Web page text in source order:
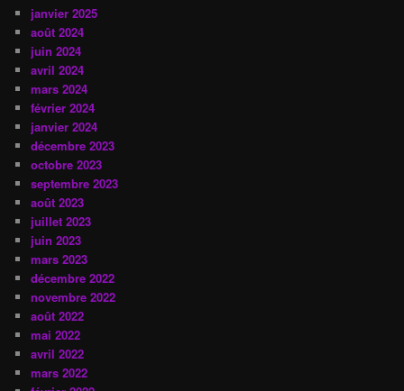
janvier 2025
août 2024
juin 2024
avril 2024
mars 2024
février 2024
janvier 2024
décembre 2023
octobre 2023
septembre 2023
août 2023
juillet 2023
juin 2023
mars 2023
décembre 2022
novembre 2022
août 2022
mai 2022
avril 2022
mars 2022